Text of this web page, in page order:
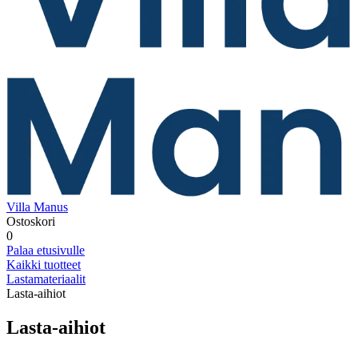
Villa Manus
Ostoskori
0
Palaa etusivulle
Kaikki tuotteet
Lastamateriaalit
Lasta-aihiot
Lasta-aihiot